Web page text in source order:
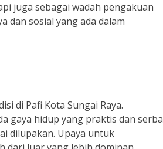
juga sebagai wadah pengakuan
dan sosial yang ada dalam
di Pafi Kota Sungai Raya.
gaya hidup yang praktis dan serba
dilupakan. Upaya untuk